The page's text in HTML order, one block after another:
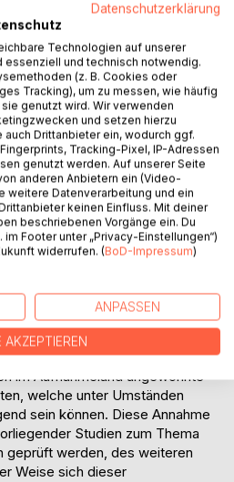
in anderen Kulturen
beleuchtet, welche
existieren und auf
Erkrankungen geheilt
ethnomedizinischer
Das Forschungsfeld der
weltweit Medizinsysteme
in welcher Weise Krankheit mit
sollen im ersten Teil der Arbeit
Völker und ihre Art mit
umzugehen betrachtet
einer in eine andere Gesellschaft
vollständiger Bruch mit dem
welche Auswirkungen der
körperliche und seelische
hat. In der vorliegenden Arbeit
dass der Prozess der
im Aufnahmeland ungewohnte
welche unter Umständen
sein können. Diese Annahme
Studien zum Thema
geprüft werden, des weiteren
Weise sich dieser
Datenschutzerklärung
Technologien auf unserer
essenziell und technisch notwendig.
(z. B. Cookies oder
Tracking), um zu messen, wie häufig
genutzt wird. Wir verwenden
und setzen hierzu
Drittanbieter ein, wodurch ggf.
Tracking-Pixel, IP-Adressen
genutzt werden. Auf unserer Seite
anderen Anbietern ein (Video-
weitere Datenverarbeitung und ein
keinen Einfluss. Mit deiner
beschriebenen Vorgänge ein. Du
Footer unter „Privacy-Einstellungen“)
widerrufen. (BoD-Impressum)
ANPASSEN
AKZEPTIEREN